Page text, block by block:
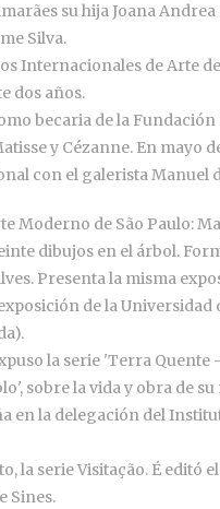
su hija Joana
Silva.
Internacionales de Arte
dos años.
becaria de la
y Cézanne. En
con el galerista Manuel
Moderno de São Paulo:
dibujos en el árbol.
Presenta la misma
de la
la serie 'Terra Quente
sobre la vida y obra de
en la delegación del
la serie Visitação. É
Sines.